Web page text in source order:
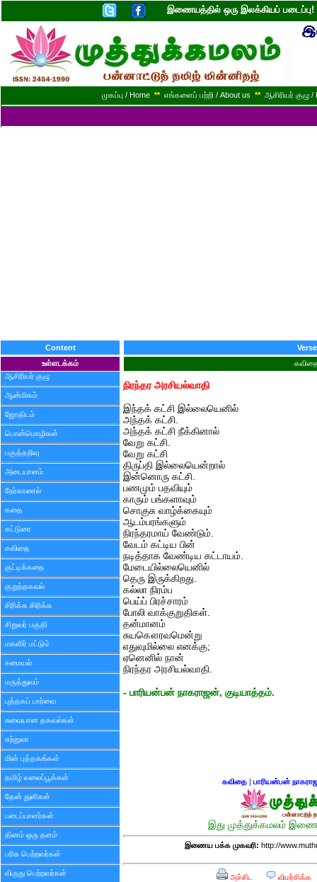
இணையத்தில் ஒரு இலக்கியப்
முகப்பு / Home ** எங்களைப் பற்றி / About us ** ஆசிரியர் குழு
Content
உள்ளடக்கம்
ஆசிரியர் குழு
ஆன்மிகம்
ஜோதிடம்
பொன்மொழிகள்
பகுத்தறிவு
அடையாளம்
நேர்காணல்
கதை
கட்டுரை
கவிதை
குட்டிக்கதை
குறுந்தகவல்
சிரிக்க சிரிக்க
சிறுவர் பகுதி
மகளிர் மட்டும்
சமையல்
மருத்துவம்
புத்தகப் பார்வை
சுவையான தகவல்கள்
சுற்றுலா
மின் புத்தகங்கள்
தமிழ் வலைப்பூக்கள்
தேன் துளிகள்
படைப்பாளர்கள்
தினம் ஒரு தளம்
பரிசு பெற்றவர்கள்
விருது பெற்றவர்கள்
Verse
நிரந்தர அரசியல்வாதி
இந்தக் கட்சி இல்லையெனில்
அந்தக் கட்சி.
அந்தக் கட்சி நீக்கினால்
வேறு கட்சி.
வேறு கட்சி
திருப்தி இல்லையென்றால்
இன்னொரு கட்சி.
பணமும் பதவியும்
காரும் பங்களாவும்
சொகுசு வாழ்க்கையும்
ஆடம்பரங்களும்
நிரந்தரமாய் வேண்டும்.
வேடம் கட்டிய பின்
நடித்தாக வேண்டிய கட்டாயம்.
மேடையில்லையெனில்
தெரு இருக்கிறது.
கல்லா நிரம்ப
பெய்ப் பிரச்சாரம்
போலி வாக்குறுதிகள்.
தன்மானம்
சுயகௌரவமென்று
எதுவுமில்லை எனக்கு;
ஏனெனில் நான்
நிரந்தர அரசியல்வாதி.
- பாரியன்பன் நாகராஜன், குடியாத்தம்.
கவிதை| பாரியன்பன்
இது முத்துக்கமலம்
இணைய பக்க முகவரி: http://
அச்சிட விமர்சிக்க